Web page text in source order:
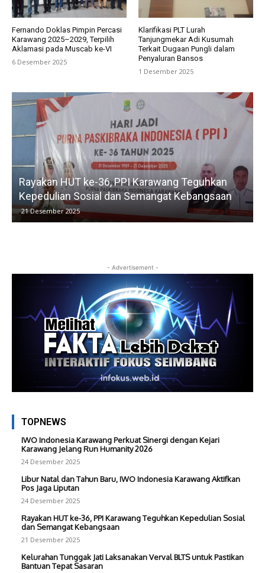
Fernando Doklas Pimpin Percasi
Karawang 2025–2029, Terpilih
Aklamasi pada Muscab ke-VI
6 Desember 2025
Klarifikasi PLT Lurah
Tanjungmekar Adi Kusumah
Terkait Dugaan Pungli dalam
Penyaluran Bansos
1 Desember 2025
Rayakan HUT ke-36, PPI Karawang Teguhkan
Kepedulian Sosial dan Semangat Kebangsaan
21 Desember 2025
- Advertisement -
TOPNEWS
IWO Indonesia Karawang Perkuat Sinergi dengan Kejari
Karawang Jelang Run Humanity 2026
24 Desember 2025
Libur Natal dan Tahun Baru, IWO Indonesia Karawang Aktifkan
Pos Jaga Liputan
24 Desember 2025
Rayakan HUT ke-36, PPI Karawang Teguhkan Kepedulian Sosial
dan Semangat Kebangsaan
21 Desember 2025
Kelurahan Tunggak Jati Laksanakan Verval BLTS untuk Pastikan
Bantuan Tepat Sasaran